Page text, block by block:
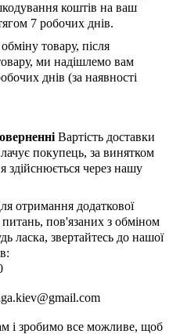
коштів на ваш
7 робочих днів.
товару, після
ми надішлемо вам
днів (за наявності
Вартість доставки
покупець, за винятком
здійснюється через нашу
отримання додаткової
пов'язаних з обміном
ласка, звертайтесь до нашої
.kiev@gmail.com
і зробимо все можливе, щоб